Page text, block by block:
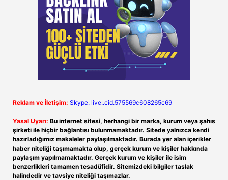
Reklam ve İletişim: Skype: live:.cid.575569c608265c69
Yasal Uyarı: Bu internet sitesi, herhangi bir marka, kurum veya şahıs
şirketi ile hiçbir bağlantısı bulunmamaktadır. Sitede yalnızca kendi
hazırladığımız makaleler paylaşılmaktadır. Burada yer alan içerikler
haber niteliği taşımamakta olup, gerçek kurum ve kişiler hakkında
paylaşım yapılmamaktadır. Gerçek kurum ve kişiler ile isim
benzerlikleri tamamen tesadüfidir. Sitemizdeki bilgiler taslak
halindedir ve tavsiye niteliği taşımazlar.